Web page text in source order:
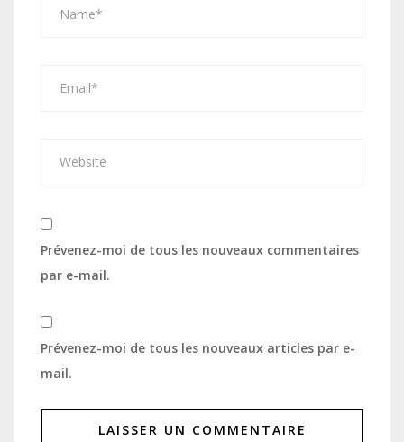
Prévenez-moi de tous les nouveaux commentaires
par e-mail.
Prévenez-moi de tous les nouveaux articles par e-
mail.